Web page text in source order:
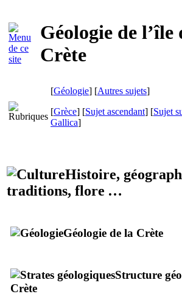
Géologie de l’île
Crète
[Géologie] [Autres sujets]
[Grèce] [Sujet ascendant] [Sujet
Gallica]
Histoire,
traditions, flore …
Géologie de la Crète
Structure
Crète